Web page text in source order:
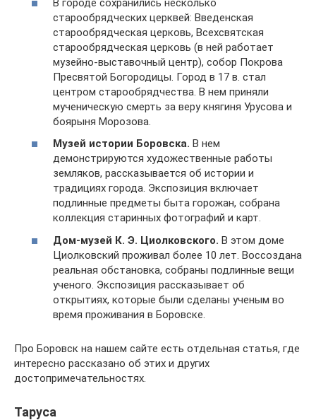
В городе сохранились несколько
старообрядческих церквей: Введенская
старообрядческая церковь, Всехсвятская
старообрядческая церковь (в ней работает
музейно-выставочный центр), собор Покрова
Пресвятой Богородицы. Город в 17 в. стал
центром старообрядчества. В нем приняли
мученическую смерть за веру княгиня Урусова и
боярыня Морозова.
Музей истории Боровска. В нем
демонстрируются художественные работы
земляков, рассказывается об истории и
традициях города. Экспозиция включает
подлинные предметы быта горожан, собрана
коллекция старинных фотографий и карт.
Дом-музей К. Э. Циолковского. В этом доме
Циолковский проживал более 10 лет. Воссоздана
реальная обстановка, собраны подлинные вещи
ученого. Экспозиция рассказывает об
открытиях, которые были сделаны ученым во
время проживания в Боровске.
Про Боровск на нашем сайте есть отдельная статья, где
интересно рассказано об этих и других
достопримечательностях.
Таруса